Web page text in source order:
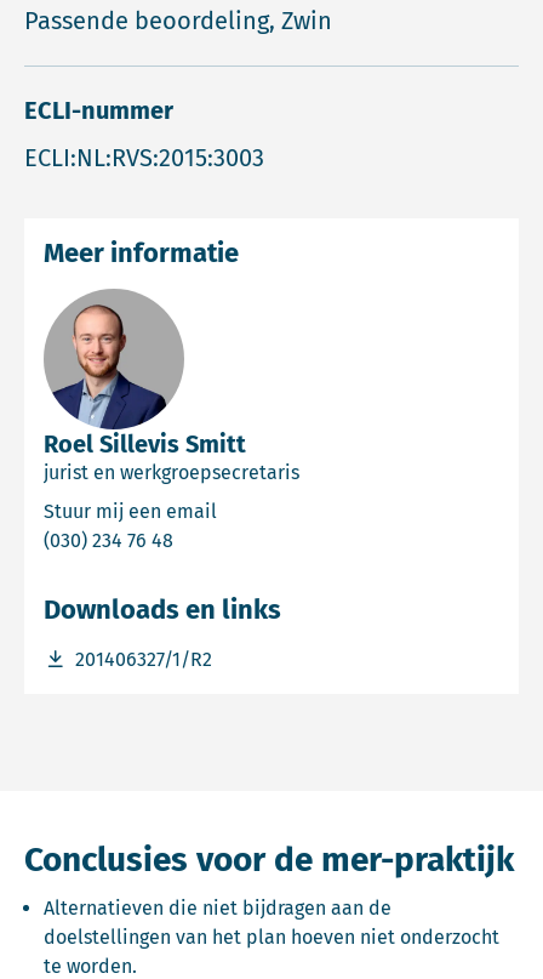
Passende beoordeling, Zwin
ECLI-nummer
ECLI:NL:RVS:2015:3003
Roel Sillevis Smitt
jurist en werkgroepsecretaris
Stuur mij een email
(030) 234 76 48
Meer informatie
Downloads en links
201406327/1/R2
Download bestand 201406327/1/R2
Conclusies voor de mer-praktijk
Alternatieven die niet bijdragen aan de
doelstellingen van het plan hoeven niet onderzocht
te worden.